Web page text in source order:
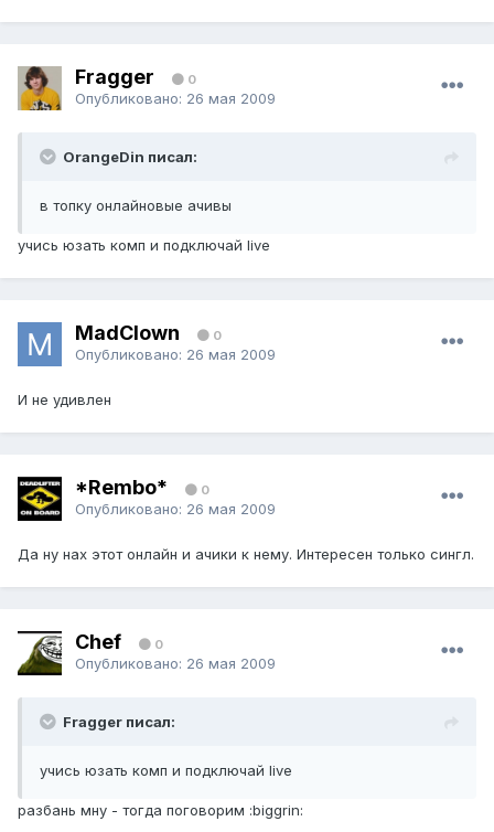
Fragger 0
Опубликовано: 26 мая 2009
OrangeDin писал:
в топку онлайновые ачивы
учись юзать комп и подключай live
MadClown 0
Опубликовано: 26 мая 2009
И не удивлен
*Rembo* 0
Опубликовано: 26 мая 2009
Да ну нах этот онлайн и ачики к нему. Интересен только сингл.
Chef 0
Опубликовано: 26 мая 2009
Fragger писал:
учись юзать комп и подключай live
разбань мну - тогда поговорим :biggrin: